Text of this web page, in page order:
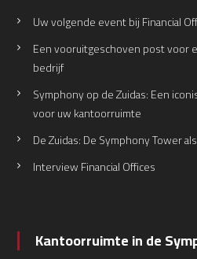
Uw volgende event bij Financial
Een vooruitgeschoven post voor
bedrijf
Symphony op de Zuidas: Een
voor uw kantoorruimte
De Zuidas: De Symphony Tower
Interview Financial Offices
Kantoorruimte in de